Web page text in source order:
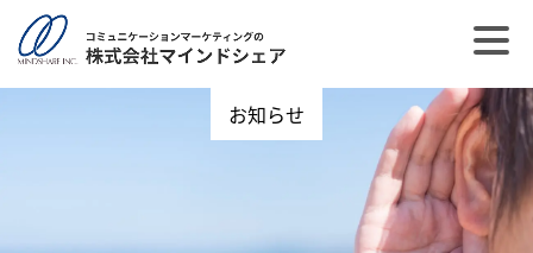
お知らせ